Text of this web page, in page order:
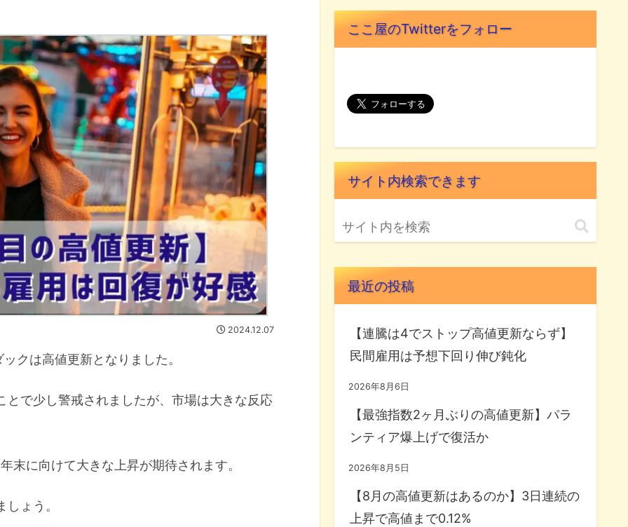
2024.12.07
クは高値更新となりました。
で少し警戒されましたが、市場は大きな反応
末に向けて大きな上昇が期待されます。
ょう。
ここ屋のTwitterをフォロー
サイト内検索できます
最近の投稿
【連騰は4でストップ高値更新ならず】
民間雇用は予想下回り伸び鈍化
2026年8月6日
【最強指数2ヶ月ぶりの高値更新】パラ
ンティア爆上げで復活か
2026年8月5日
【8月の高値更新はあるのか】3日連続の
上昇で高値まで0.12%